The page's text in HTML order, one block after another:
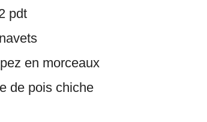
pdt
en morceaux
de pois chiche